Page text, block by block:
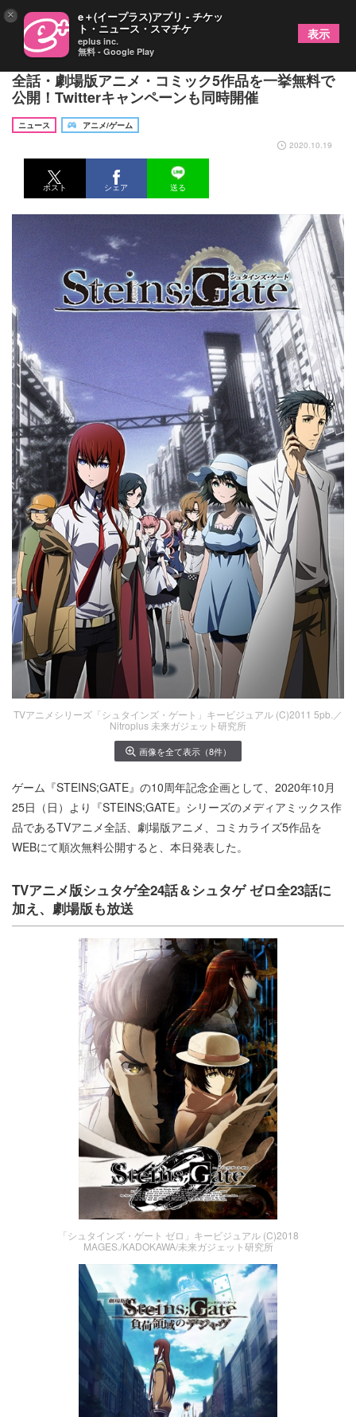
『STEINS;GATE』10周年記念 TVアニメシリーズ
全話・劇場版アニメ・コミック5作品を一挙無料で
公開！Twitterキャンペーンも同時開催
ニュース
アニメ/ゲーム
2020.10.19
ポスト シェア 送る
TVアニメシリーズ「シュタインズ・ゲート」キービジュアル (C)2011 5pb.／
Nitroplus 未来ガジェット研究所
画像を全て表示（8件）
ゲーム『STEINS;GATE』の10周年記念企画として、2020年10月
25日（日）より『STEINS;GATE』シリーズのメディアミックス作
品であるTVアニメ全話、劇場版アニメ、コミカライズ5作品を
WEBにて順次無料公開すると、本日発表した。
TVアニメ版シュタゲ全24話＆シュタゲ ゼロ全23話に
加え、劇場版も放送
「シュタインズ・ゲート ゼロ」キービジュアル (C)2018
MAGES./KADOKAWA/未来ガジェット研究所
× e＋(イープラス)アプリ - チケッ
ト・ニュース・スマチケ
eplus inc.
無料 - Google Play
表示